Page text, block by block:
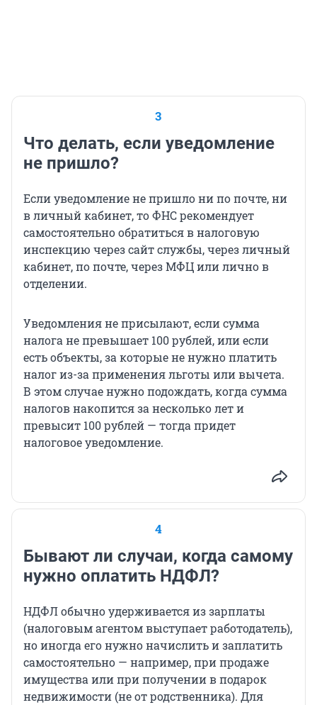
3
Что делать, если уведомление
не пришло?
Если уведомление не пришло ни по почте, ни
в личный кабинет, то ФНС рекомендует
самостоятельно обратиться в налоговую
инспекцию через сайт службы, через личный
кабинет, по почте, через МФЦ или лично в
отделении.
Уведомления не присылают, если сумма
налога не превышает 100 рублей, или если
есть объекты, за которые не нужно платить
налог из-за применения льготы или вычета.
В этом случае нужно подождать, когда сумма
налогов накопится за несколько лет и
превысит 100 рублей — тогда придет
налоговое уведомление.
4
Бывают ли случаи, когда самому
нужно оплатить НДФЛ?
НДФЛ обычно удерживается из зарплаты
(налоговым агентом выступает работодатель),
но иногда его нужно начислить и заплатить
самостоятельно — например, при продаже
имущества или при получении в подарок
недвижимости (не от родственника). Для